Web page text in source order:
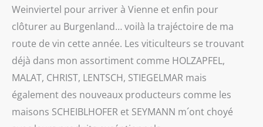
Weinviertel pour arriver à Vienne et enfin pour
clôturer au Burgenland… voilà la trajéctoire de ma
route de vin cette année. Les viticulteurs se trouvant
déjà dans mon assortiment comme HOLZAPFEL,
MALAT, CHRIST, LENTSCH, STIEGELMAR mais
également des nouveaux producteurs comme les
maisons SCHEIBLHOFER et SEYMANN m´ont choyé